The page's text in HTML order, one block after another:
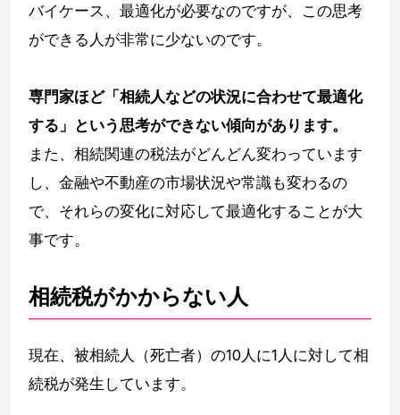
バイケース、最適化が必要なのですが、この思考
ができる人が非常に少ないのです。
専門家ほど「相続人などの状況に合わせて最適化
する」という思考ができない傾向があります。
また、相続関連の税法がどんどん変わっています
し、金融や不動産の市場状況や常識も変わるの
で、それらの変化に対応して最適化することが大
事です。
相続税がかからない人
現在、被相続人（死亡者）の10人に1人に対して相
続税が発生しています。